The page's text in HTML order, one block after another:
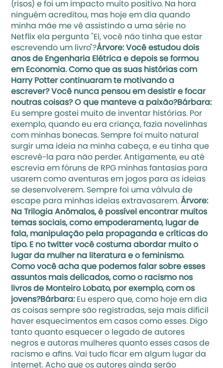
(risos) e foi um impacto muito positivo. Na hora
ninguém acreditou, mas hoje em dia quando
minha mãe me vê assistindo a uma série no
Netflix ela pergunta "Ei, você não tinha que estar
escrevendo um livro"?Árvore: Você estudou dois
anos de Engenharia Elétrica e depois se formou
em Economia. Como que as suas histórias com
Harry Potter continuaram te motivando a
escrever? Você nunca pensou em desistir e focar
noutras coisas? O que manteve a paixão?Bárbara:
Eu sempre gostei muito de inventar histórias. Por
exemplo, quando eu era criança, fazia novelinhas
com minhas bonecas. Sempre foi muito natural
surgir uma ideia na minha cabeça, e eu tinha que
escrevê-la para não perder. Antigamente, eu até
escrevia em fóruns de RPG minhas fantasias para
usarem como aventuras em jogos para as ideias
se desenvolverem. Sempre foi uma válvula de
escape para minhas ideias extravasarem. Árvore:
Na Trilogia Anômalos, é possível encontrar muitos
temas sociais, como empoderamento, lugar de
fala, manipulação pela propaganda e críticas do
tipo. E no twitter você costuma abordar muito o
lugar da mulher na literatura e o feminismo.
Como você acha que podemos falar sobre esses
assuntos mais delicados, como o racismo nos
livros de Monteiro Lobato, por exemplo, com os
jovens?Bárbara: Eu espero que, como hoje em dia
as coisas sempre são registradas, seja mais difícil
haver esquecimentos em casos como esses. Digo
tanto quanto esquecer o legado de autores
negros e autoras mulheres quanto esses casos de
racismo e afins. Vai tudo ficar em algum lugar da
internet. Acho que os autores ainda serão